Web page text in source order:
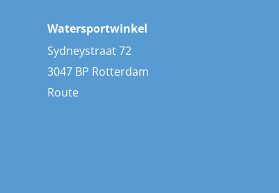
Watersportwinkel
Sydneystraat 72
3047 BP Rotterdam
Route